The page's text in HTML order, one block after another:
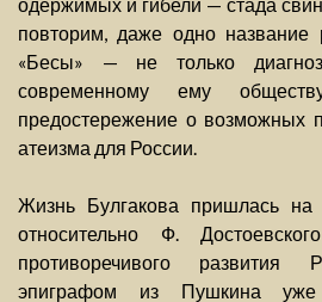
одержимых и гибели — стада
повторим, даже одно название
«Бесы» — не только
современному ему
предостережение о возможных
атеизма для России.
Жизнь Булгакова пришлась на
относительно Ф.
противоречивого развития
эпиграфом из Пушкина уже